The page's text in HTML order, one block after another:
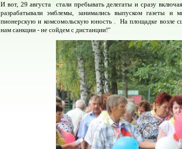
И вот, 29 августа стали пребывать делегаты и сразу
разрабатывали эмблемы, занимались выпуском газеты
пионерскую и комсомольскую юность . На площадке возле
нам санкции - не сойдем с дистанции!"